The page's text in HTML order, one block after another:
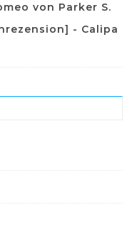
von Parker S.
- Calipa